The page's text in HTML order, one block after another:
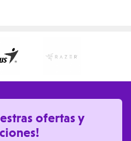
ofertas y